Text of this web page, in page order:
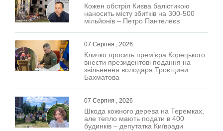
Кожен обстріл Києва балістикою
наносить місту збитків на 300-500
мільйонів – Петро Пантелеєв
07 Серпня , 2026
Кличко просить прем’єра Корецького
внести президентові подання на
звільнення володаря Троєщини
Бахматова
07 Серпня , 2026
Шкода кожного дерева на Теремках,
але тепло мають подати в 400
будинків – депутатка Київради